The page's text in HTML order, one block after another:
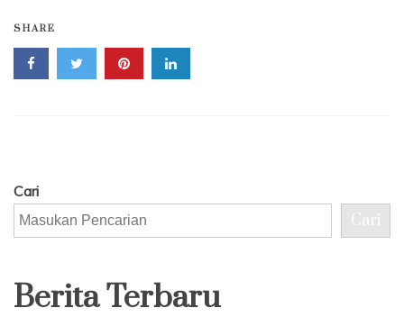
c
e
b
s
A
er y
Li
SHARE
Cari
Cari
Berita Terbaru